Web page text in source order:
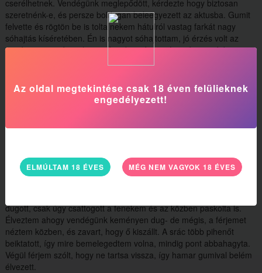
cserélhetnek. Vendégünk meglepődött, kérdezte hogy biztosan
szeretnénk-e, és persze boldogan beleegyezett az aktusba. Gumit
felvette és rögtön be is tolta nekem hátulról vastag farkát nagy
sóhajtás kíséretében. Én is nagyot sóhajtottam, jó érzés volt az
extrém nagy méret ahogy végig becsúszott. Lassú mozgásba
Részletekre innentől nem emlékszem, de váltogatták egymást a
fiúk, voltam hanyatt fekve a sráccal miközben férjem a csiklómat
simogatta dugott a srác míg a férjem volt a számba stb. végül a
belém hatolt és elélvezett amikor bennem volt. Utána egymásra
nyugodtan fejezzük be nélküle.
dugott, csak úgy csattogott a fenekem és az közben paskolta is.
Élveztem ahogy vendégünk keményen dug- de mégis, a férjemet
néztem közben, és zavart, hogy ő kiszállt. A srác több pihenőt
beiktatott, így mire bemelegedtem volna, mindig pont abbahagyta.
Végül férjem szólt, hogy ne tartsa vissza, így hamar gumival belém
élvezett.
Az oldal megtekintése csak 18 éven felülieknek
engedélyezett!
ELMÚLTAM 18 ÉVES MÉG NEM VAGYOK 18 ÉVES